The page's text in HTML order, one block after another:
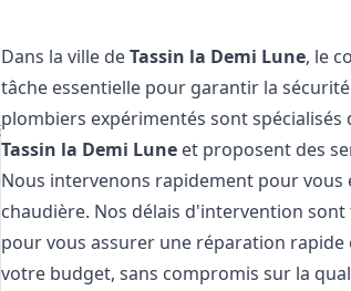
Dans la ville deTassin la Demi Lune, le
tâche essentielle pour garantir la
plombiers expérimentés sont
Tassin la Demi Lune et proposent des
Nous intervenons rapidement pour vous
chaudière. Nos délais d'intervention
pour vous assurer une réparation
votre budget, sans compromis sur la